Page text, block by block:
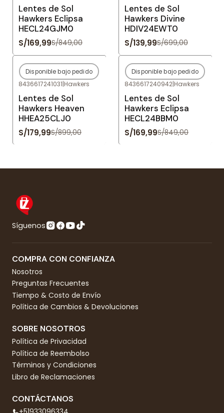
Lentes de Sol
Hawkers Eclipsa
HECL24GJM0
S/169,99S/849,00
Lentes de Sol
Hawkers Divine
HDIV24EWT0
S/139,99S/699,00
-80%OFF
Agotado
Disponible bajo pedido
8436617241031|Hawkers
Lentes de Sol
Hawkers Heaven
HHEA25CLJ0
S/179,99S/899,00
-80%OFF
Agotado
Disponible bajo pedido
8436617240942|Hawkers
Lentes de Sol
Hawkers Eclipsa
HECL24BBM0
S/169,99S/849,00
Síguenos
COMPRA CON CONFIANZA
Nosotros
Preguntas Frecuentes
Tiempo & Costo de Envío
Política de Cambios & Devoluciones
SOBRE NOSOTROS
Política de Privacidad
Política de Reembolso
Términos y Condiciones
Libro de Reclamaciones
CONTÁCTANOS